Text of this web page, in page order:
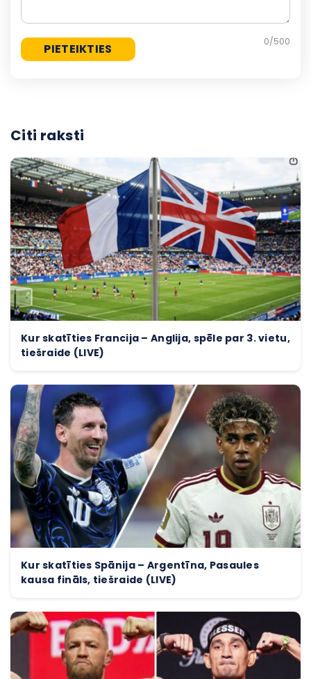
0/500
Citi raksti
Kur skatīties Francija – Anglija, spēle par 3. vietu,
tiešraide (LIVE)
Kur skatīties Spānija – Argentīna, Pasaules
kausa fināls, tiešraide (LIVE)